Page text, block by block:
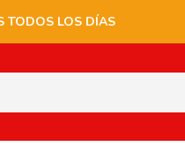
TODOS LOS DÍAS